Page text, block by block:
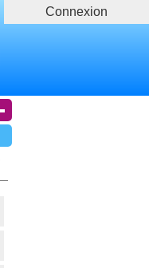
Connexion